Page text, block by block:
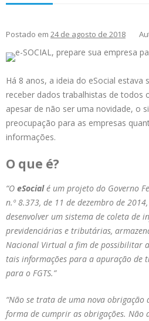
Postado em 24 de agosto de 2018
Há 8 anos, a ideia do eSocial
receber dados trabalhistas de todos
apesar de não ser uma novidade, o
preocupação para as empresas
informações.
O que é?
“O eSocialé um projeto do Governo
n.º 8.373, de 11 de dezembro de
desenvolver um sistema de coleta de
previdenciárias e tributárias,
Nacional Virtual a fim de possibilitar
tais informações para a apuração de
para o FGTS.”
“Não se trata de uma nova obrigação
forma de cumprir as obrigações. Não